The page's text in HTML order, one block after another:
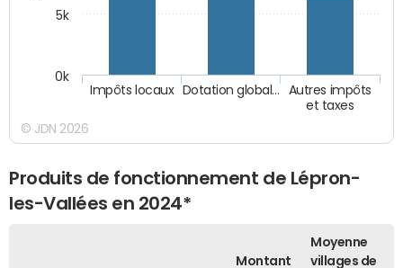
Autres impôts
et taxes
Dotation global…
Impôts locaux
0k
5k
© JDN 2026
Produits de fonctionnement de Lépron-
les-Vallées en 2024*
Montant
Moyenne
villages de